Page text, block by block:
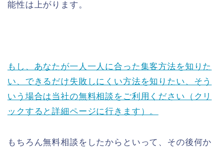
能性は上がります。
もし、あなたが一人一人に合った集客方法を知りた
い、できるだけ失敗しにくい方法を知りたい、そう
いう場合は当社の無料相談をご利用ください（クリ
ックすると詳細ページに行きます）。
もちろん無料相談をしたからといって、その後何か